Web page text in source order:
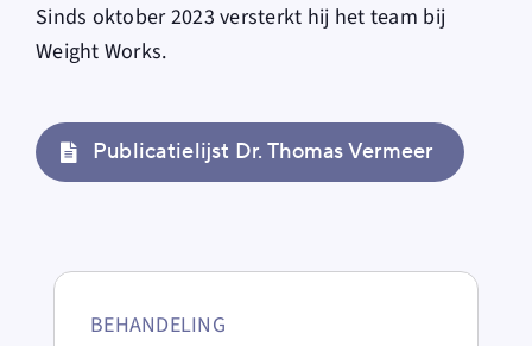
Sinds oktober 2023 versterkt hij het team bij
Weight Works.
Publicatielijst Dr. Thomas Vermeer
BEHANDELING